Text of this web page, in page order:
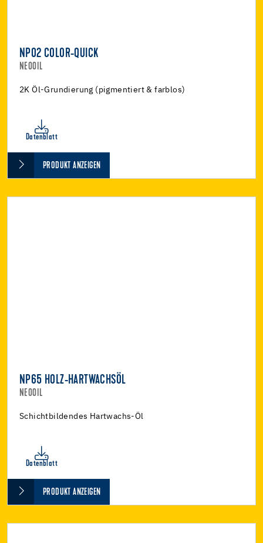
NP02 COLOR-QUICK
NEOOIL
2K Öl-Grundierung (pigmentiert & farblos)
Datenblatt
PRODUKT ANZEIGEN
NP65 HOLZ-HARTWACHSÖL
NEOOIL
Schichtbildendes Hartwachs-Öl
Datenblatt
PRODUKT ANZEIGEN